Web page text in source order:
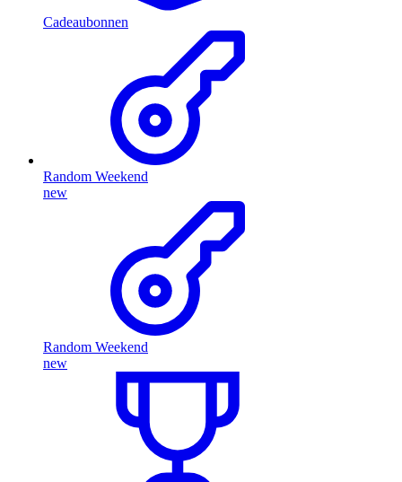
Cadeaubonnen
Random Weekend
new
Random Weekend
new